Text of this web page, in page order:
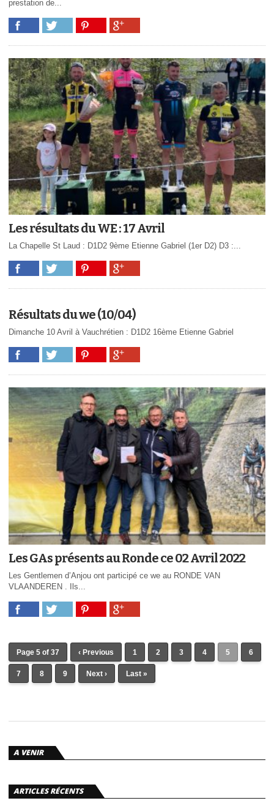
prestation de...
Les résultats du WE : 17 Avril
La Chapelle St Laud : D1D2 9ème Etienne Gabriel (1er D2) D3 :...
Résultats du we (10/04)
Dimanche 10 Avril à Vauchrétien : D1D2 16ème Etienne Gabriel
Les GAs présents au Ronde ce 02 Avril 2022
Les Gentlemen d’Anjou ont participé ce we au RONDE VAN
VLAANDEREN . Ils...
Page 5 of 37 ‹ Previous 1 2 3 4 5 6
7 8 9 Next › Last »
A VENIR
ARTICLES RÉCENTS